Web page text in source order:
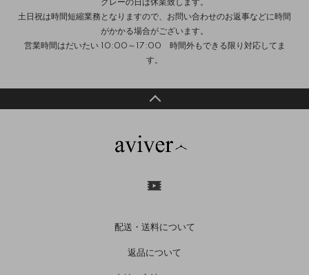
グレーの日は休業致します。
土日祝は時間短縮業務となりますので、お問い合わせのお返事などに時間
がかかる場合がございます。
営業時間はだいたい 10:00～17:00 時間外もできる限り対応してま
す。
配送・送料について
返品について